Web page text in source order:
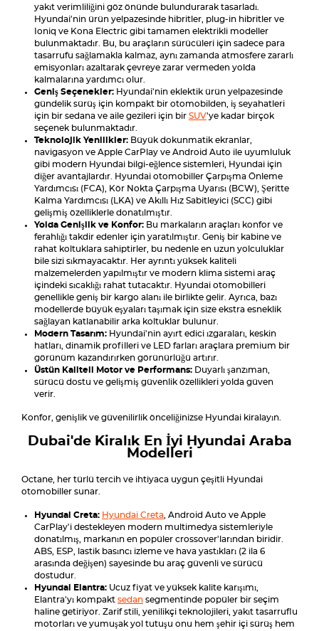
yakıt verimliliğini göz önünde bulundurarak tasarladı.
Hyundai'nin ürün yelpazesinde hibritler, plug-in hibritler ve
Ioniq ve Kona Electric gibi tamamen elektrikli modeller
bulunmaktadır. Bu, bu araçların sürücüleri için sadece para
tasarrufu sağlamakla kalmaz, aynı zamanda atmosfere zararlı
emisyonları azaltarak çevreye zarar vermeden yolda
kalmalarına yardımcı olur.
Geniş Seçenekler: Hyundai'nin eklektik ürün yelpazesinde
gündelik sürüş için kompakt bir otomobilden, iş seyahatleri
için bir sedana ve aile gezileri için bir SUV'ye kadar birçok
seçenek bulunmaktadır.
Teknolojik Yenilikler: Büyük dokunmatik ekranlar,
navigasyon ve Apple CarPlay ve Android Auto ile uyumluluk
gibi modern Hyundai bilgi-eğlence sistemleri, Hyundai için
diğer avantajlardır. Hyundai otomobiller Çarpışma Önleme
Yardımcısı (FCA), Kör Nokta Çarpışma Uyarısı (BCW), Şeritte
Kalma Yardımcısı (LKA) ve Akıllı Hız Sabitleyici (SCC) gibi
gelişmiş özelliklerle donatılmıştır.
Yolda Genişlik ve Konfor: Bu markaların araçları konfor ve
ferahlığı takdir edenler için yaratılmıştır. Geniş bir kabine ve
rahat koltuklara sahiptirler, bu nedenle en uzun yolculuklar
bile sizi sıkmayacaktır. Her ayrıntı yüksek kaliteli
malzemelerden yapılmıştır ve modern klima sistemi araç
içindeki sıcaklığı rahat tutacaktır. Hyundai otomobilleri
genellikle geniş bir kargo alanı ile birlikte gelir. Ayrıca, bazı
modellerde büyük eşyaları taşımak için size ekstra esneklik
sağlayan katlanabilir arka koltuklar bulunur.
Modern Tasarım: Hyundai'nin ayırt edici ızgaraları, keskin
hatları, dinamik profilleri ve LED farları araçlara premium bir
görünüm kazandırırken görünürlüğü artırır.
Üstün Kaliteli Motor ve Performans: Duyarlı şanzıman,
sürücü dostu ve gelişmiş güvenlik özellikleri yolda güven
verir.
Konfor, genişlik ve güvenilirlik önceliğinizse Hyundai kiralayın.
Dubai'de Kiralık En İyi Hyundai Araba
Modelleri
Octane, her türlü tercih ve ihtiyaca uygun çeşitli Hyundai
otomobiller sunar.
Hyundai Creta: Hyundai Creta , Android Auto ve Apple
CarPlay'i destekleyen modern multimedya sistemleriyle
donatılmış, markanın en popüler crossover'larından biridir.
ABS, ESP, lastik basıncı izleme ve hava yastıkları (2 ila 6
arasında değişen) sayesinde bu araç güvenli ve sürücü
dostudur.
Hyundai Elantra: Ucuz fiyat ve yüksek kalite karışımı,
Elantra'yı kompakt sedan segmentinde popüler bir seçim
haline getiriyor. Zarif stili, yenilikçi teknolojileri, yakıt tasarruflu
motorları ve yumuşak yol tutuşu onu hem şehir içi sürüş hem